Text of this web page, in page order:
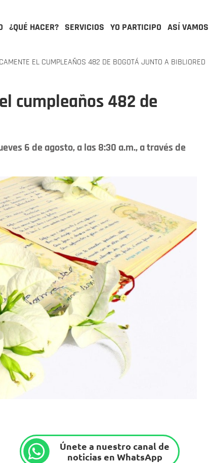
¿QUÉ HACER? SERVICIOS YO PARTICIPO ASÍ VAMOS
EL CUMPLEAÑOS 482 DE BOGOTÁ JUNTO A BIBLIORED
cumpleaños 482 de
6 de agosto, a las 8:30 a.m., a través de
Únete a nuestro canal de
noticias en WhatsApp